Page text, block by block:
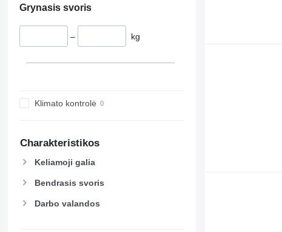
Grynasis svoris
– kg
Klimato kontrolė
Charakteristikos
Keliamoji galia
Bendrasis svoris
Darbo valandos